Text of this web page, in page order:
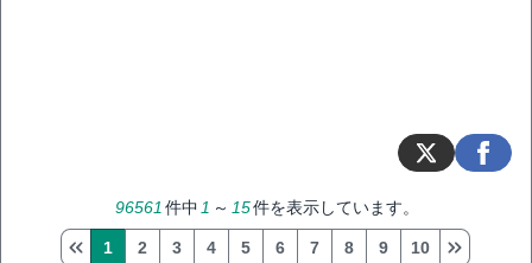
96561 件中 1 ～ 15件を表示しています。
1 2 3 4 5 6 7 8 9 10